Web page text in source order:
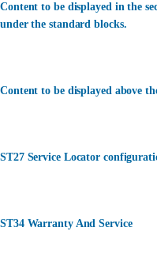
Content to be displayed in the
under the standard blocks.
Content to be displayed above
ST27 Service Locator
ST34 Warranty And Service